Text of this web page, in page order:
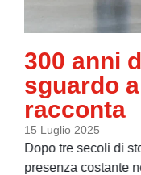
300 anni
sguardo
racconta
15 Luglio 2025
Dopo tre secoli di
presenza costante